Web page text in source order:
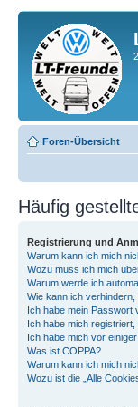
Foren-Übersicht
Häufig
Registrierung und
Warum kann ich mich
Wozu muss ich mich
Warum werde ich
Wie kann ich
Ich habe mein Passwort
Ich habe mich
Ich habe mich vor
Was ist COPPA?
Warum kann ich mich
Wozu ist die „Alle